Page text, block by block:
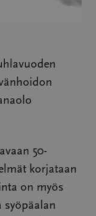
50-
korjataan
on myös
syöpäalan